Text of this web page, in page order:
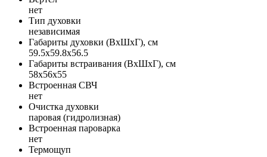
нет
Тип духовки
независимая
Габариты духовки (ВxШxГ), см
59.5x59.8x56.5
Габариты встраивания (ВxШxГ), см
58x56x55
Встроенная СВЧ
нет
Очистка духовки
паровая (гидролизная)
Встроенная пароварка
нет
Термощуп